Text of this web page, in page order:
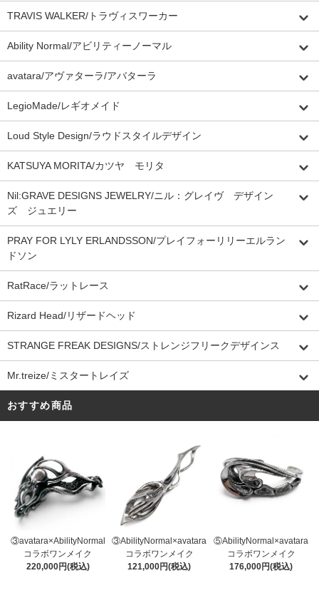
TRAVIS WALKER/トラヴィスワーカー
Ability Normal/アビリティーノーマル
avatara/アヴァターラ/アバターラ
LegioMade/レギオメイド
Loud Style Design/ラウドスタイルデザイン
KATSUYA MORITA/カツヤ モリタ
Nil:GRAVE DESIGNS JEWELRY/ニル：グレイヴ デザイン
ズ ジュエリー
PRAY FOR LYLY ERLANDSSON/プレイフォーリリーエルラン
ドソン
RatRace/ラットレース
Rizard Head/リザードヘッド
STRANGE FREAK DESIGNS/ストレンジフリークデザインス
Mr.treize/ミスタートレイズ
おすすめ商品
③avatara×AbilityNormal
コラボワンメイク
220,000円(税込)
③AbilityNormal×avatara
コラボワンメイク
121,000円(税込)
⑤AbilityNormal×avatara
コラボワンメイク
176,000円(税込)